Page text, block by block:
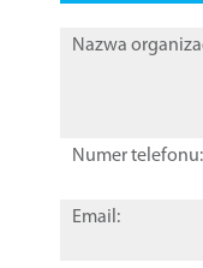
Nazwa
Numer telefonu:
Email: